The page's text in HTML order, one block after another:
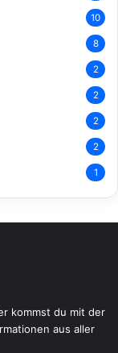
10
8
2
2
2
2
1
kommst du mit der
aus aller